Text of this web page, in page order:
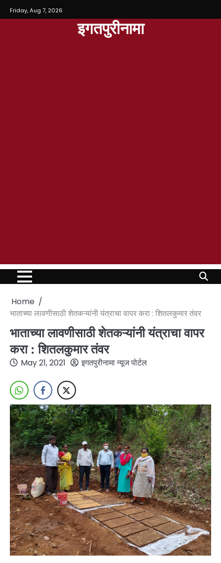
Friday, Aug 7, 2026
इगतपुरीनामा
Home
भाताच्या लावणीसाठी शेतकऱ्यांनी यंत्राचा वापर करा : शितलकुमार तंवर
भाताच्या लावणीसाठी शेतकऱ्यांनी यंत्राचा वापर
करा : शितलकुमार तंवर
May 21, 2021 इगतपुरीनामा न्यूज पोर्टल